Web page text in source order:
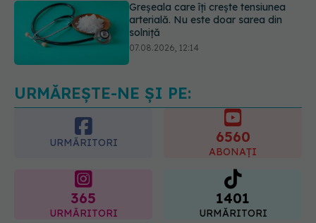
PNRR: 174 de milioane de lei pentru
sănătate într-o singură săptămână.
Ce spitale primesc bani
URMĂREȘTE-NE ȘI PE:
URMĂRITORI 6560
ABONAȚI
365
URMĂRITORI
1401
URMĂRITORI